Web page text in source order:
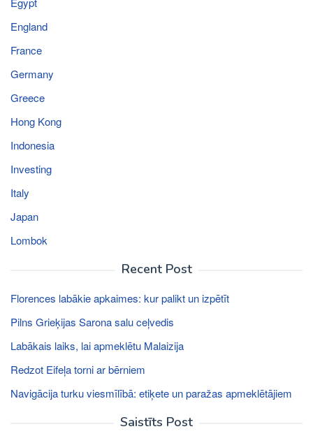
England
France
Germany
Greece
Hong Kong
Indonesia
Investing
Italy
Japan
Lombok
Recent Post
Florences labākie apkaimes: kur palikt un izpētīt
Pilns Grieķijas Sarona salu ceļvedis
Labākais laiks, lai apmeklētu Malaizija
Redzot Eifeļa torni ar bērniem
Navigācija turku viesmīlībā: etiķete un paražas apmeklētājiem
Saistīts Post